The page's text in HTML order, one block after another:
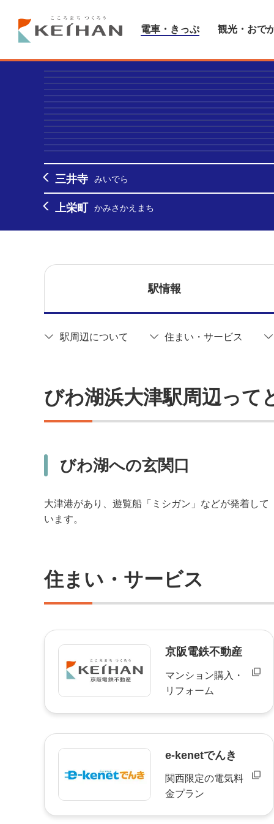
電車・きっぷ 観光・おで
三井寺 みいでら
上栄町 かみさかえまち
駅情報
駅周辺について 住まい・サービス
びわ湖浜大津駅周辺って
びわ湖への玄関口
大津港があり、遊覧船「ミシガン」などが発着して
います。
住まい・サービス
京阪電鉄不動産
マンション購入・
リフォーム
e-kenetでんき
関西限定の電気料
金プラン